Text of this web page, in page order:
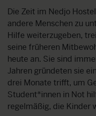
Die Zeit im Nedjo
andere Menschen zu
Hilfe weiterzugeben,
seine früheren
heute an. Sie sind
Jahren gründeten sie
drei Monate trifft, um
Student*innen in Not
regelmäßig, die Kinder